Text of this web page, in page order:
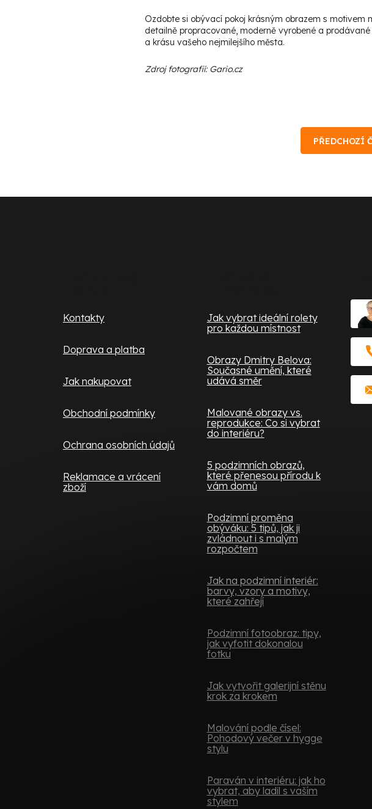
Ozdobte si obývací pokoj krásným obrazem s
detailně propracované, moderně vyrobené a
a krásu vašeho nejmilejšího města.
Zdroj fotografií: Gario.cz
PŘEDCHOZÍ
Kontakty
Doprava a platba
Jak nakupovat
Obchodní podmínky
Ochrana osobních údajů
Reklamace a vrácení
zboží
Jak vybrat ideální rolety
pro každou místnost
Obrazy Dmitry Belova:
Současné umění, které
udává směr
Malované obrazy vs.
reprodukce: Co si vybrat
do interiéru?
5 podzimních obrazů,
které přenesou přírodu k
vám domů
Podzimní proměna
obýváku: 5 tipů, jak ji
zvládnout i s malým
rozpočtem
Jak na podzimní interiér:
barvy, vzory a motivy,
které zahřejí
Podzimní fotoobraz: tipy,
jak vyfotit dokonalou
fotku
Jak vytvořit galerijní stěnu
krok za krokem
Malování podle čísel:
Pohodový večer v hygge
stylu
Paraván v interiéru: jak ho
vybrat, aby ladil s vaším
stylem